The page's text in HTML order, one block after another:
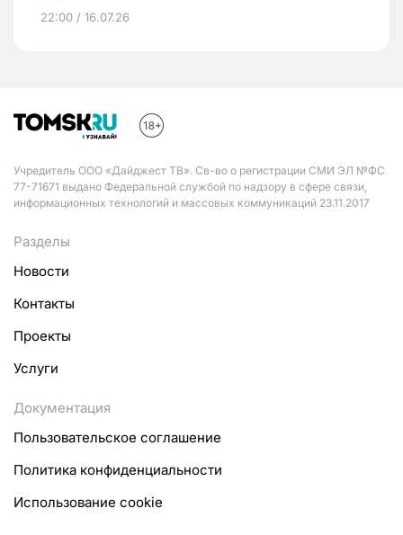
22:00 / 16.07.26
Учредитель ООО «Дайджест ТВ». Св-во о регистрации СМИ ЭЛ №ФС
77-71671 выдано Федеральной службой по надзору в сфере связи,
информационных технологий и массовых коммуникаций 23.11.2017
Разделы
Новости
Контакты
Проекты
Услуги
Документация
Пользовательское соглашение
Политика конфиденциальности
Использование cookie